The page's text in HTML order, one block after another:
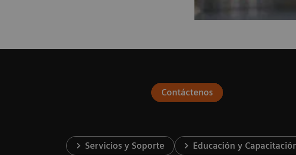
Contáctenos
Servicios y Soporte Educación y